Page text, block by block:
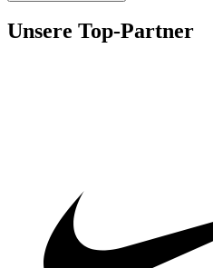
Unsere Top-Partner